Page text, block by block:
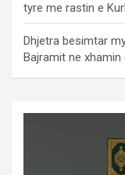
tyre me rastin e
Dhjetra besimtar
Bajramit ne xhamin